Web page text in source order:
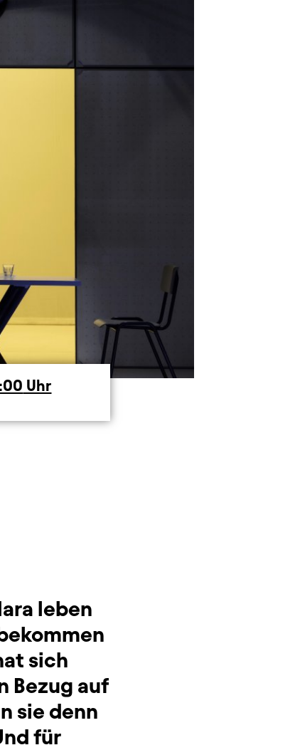
Uhr
leben
sich
Bezug auf
sie denn
für